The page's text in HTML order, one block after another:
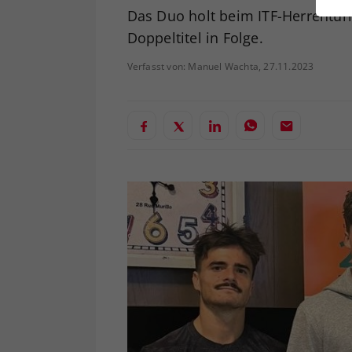
Das Duo holt beim ITF-
Doppeltitel in Folge.
Verfasst von: Manuel Wachta, 27.11.2023